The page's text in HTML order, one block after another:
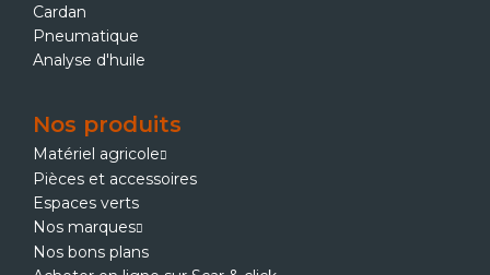
Cardan
Pneumatique
Analyse d'huile
Nos produits
Matériel agricole
Pièces et accessoires
Espaces verts
Nos marques
Nos bons plans